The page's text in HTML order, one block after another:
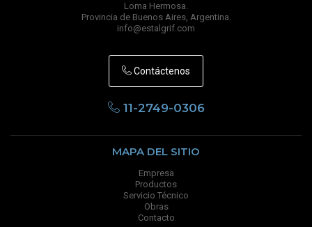
Loma Hermosa.
Provincia de Buenos Aires, Argentina.
info@estalgrif.com
Contáctenos
11-2749-0306
MAPA DEL SITIO
Empresa
Productos
Servicio Técnico
Obras
Contacto